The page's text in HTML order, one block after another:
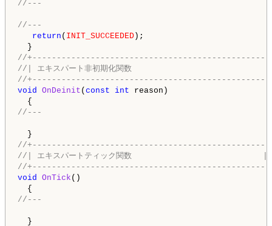
//---
//---
return ( INIT_SUCCEEDED );
//
//| エキスパート非初期化関数
//
void OnDeinit ( const int reason)
//---
//
//| エキスパートティック関数                           |
//
void OnTick ()
//---